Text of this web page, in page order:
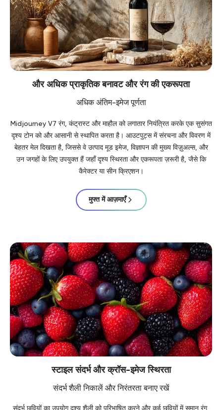
और अधिक प्राकृतिक बनावट और रंग की एकरूपता
अधिक अंतिम-इमेज पूर्णता
Midjourney V7 रंग, कंट्रास्ट और माहौल को लगातार नियंत्रित करके एक सुसंगत
दृश्य टोन को और आसानी से स्थापित करता है। आउटपुट्स में संरचना और विवरण में
बेहतर मेल दिखता है, जिससे वे उत्पाद मूड इमेज, विज्ञापन की मुख्य विज़ुअल्स, और
उन जगहों के लिए उपयुक्त हैं जहाँ दृश्य स्थिरता और एकरूपता ज़रूरी है, जैसे कि
कैरेक्टर या सीन क्रिएशन।
मुफ्त में आज़माएँ
स्टाइल संदर्भ और क्रॉस-इमेज स्थिरता
संदर्भ शैली निकालें और निरंतरता बनाए रखें
संदर्भ छवियों का उपयोग दृश्य शैली को परिभाषित करने और कई छवियों में समान रंग,